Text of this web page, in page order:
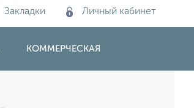
Закладки Личный кабинет
КОММЕРЧЕСКАЯ